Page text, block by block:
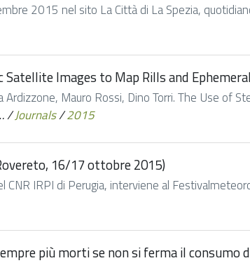
2015 nel sito La Città di La Spezia,
Satellite Images to Map Rills and
Ardizzone, Mauro Rossi, Dino Torri. The Use of
/Journals/2015
16/17 ottobre 2015)
CNR IRPI di Perugia, interviene al
più morti se non si ferma il consumo